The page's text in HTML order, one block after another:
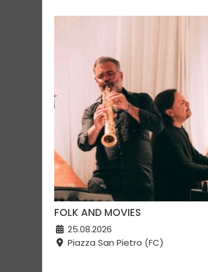
FOLK AND MOVIES
25.08.2026
Piazza San Pietro (FC)